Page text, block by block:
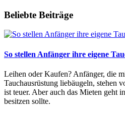
Beliebte Beiträge
So stellen Anfänger ihre eigene
Leihen oder Kaufen? Anfänger, die
Tauchausrüstung liebäugeln, stehen
ist teuer. Aber auch das Mieten geht
besitzen sollte.